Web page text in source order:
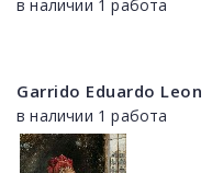
в наличии 1 работа
Garrido Eduardo Leon
в наличии 1 работа